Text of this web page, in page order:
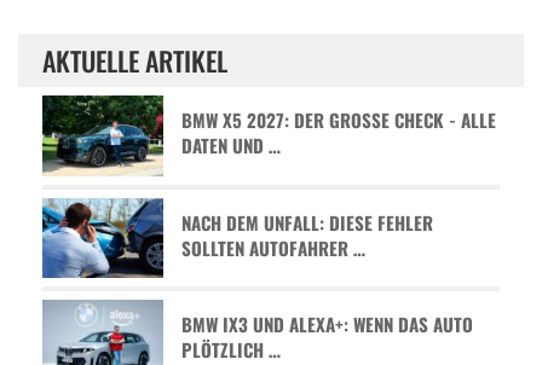
AKTUELLE ARTIKEL
BMW X5 2027: DER GROSSE CHECK - ALLE D
ATEN UND …
NACH DEM UNFALL: DIESE FEHLER
SOLLTEN AUTOFAHRER …
BMW IX3 UND ALEXA+: WENN DAS AUTO
PLÖTZLICH …